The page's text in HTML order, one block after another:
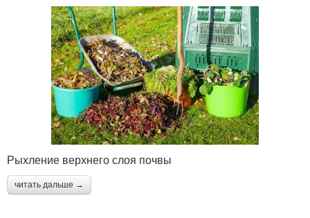
Рыхление верхнего слоя почвы
читать дальше →